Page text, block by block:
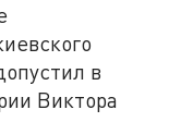
в
Виктора